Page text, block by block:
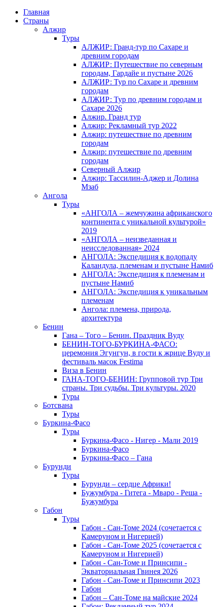
Главная
Страны
Алжир
Туры
АЛЖИР: Гранд-тур по Сахаре и
древним городам
АЛЖИР: Путешествие по северным
городам, Гардайе и пустыне 2026
АЛЖИР: Тур по Сахаре и древним
городам
АЛЖИР: Тур по древним городам и
Сахаре 2026
Алжир. Гранд тур
Алжир: Рекламный тур 2022
Алжир: путешествие по древним
городам
Алжир: путешествие по древним
городам
Северный Алжир
Алжир: Тассилин-Аджер и Долина
Мзаб
Ангола
Туры
«АНГОЛА – жемчужина африканского
континента с уникальной культурой»
2019
«АНГОЛА – неизведанная и
неисследованная» 2024
АНГОЛА: Экспедиция к водопаду
Каландула, племенам и пустыне Намиб
АНГОЛА: Экспедиция к племенам и
пустыне Намиб
АНГОЛА: Экспедиция к уникальным
племенам
Ангола: племена, природа,
архитектура
Бенин
Гана – Того – Бенин. Праздник Вуду
БЕНИН-ТОГО-БУРКИНА-ФАСО:
церемония Эгунгун, в гости к жрице Вуду и
фестиваль масок Festima
Виза в Бенин
ГАНА-ТОГО-БЕНИН: Групповой тур Три
страны. Три судьбы. Три культуры. 2020
Туры
Ботсвана
Туры
Буркина-Фасо
Туры
Буркина-Фасо - Нигер - Мали 2019
Буркина-Фасо
Буркина-Фасо – Гана
Бурунди
Туры
Бурунди – сердце Африки!
Бужумбура - Гитега - Мваро - Реша -
Бужумбура
Габон
Туры
Габон - Сан-Томе 2024 (сочетается с
Камеруном и Нигерией)
Габон - Сан-Томе 2025 (сочетается с
Камеруном и Нигерией)
Габон - Сан-Томе и Принсипи -
Экваториальная Гвинея 2026
Габон - Сан-Томе и Принсипи 2023
Габон
Габон – Сан-Томе на майские 2024